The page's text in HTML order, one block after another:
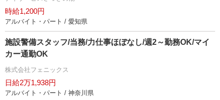
時給1,200円
アルバイト・パート / 愛知県
施設警備スタッフ/当務/力仕事ほぼなし/週2～勤務OK/マイ
カー通勤OK
株式会社フェニックス
日給2万1,938円
アルバイト・パート / 神奈川県